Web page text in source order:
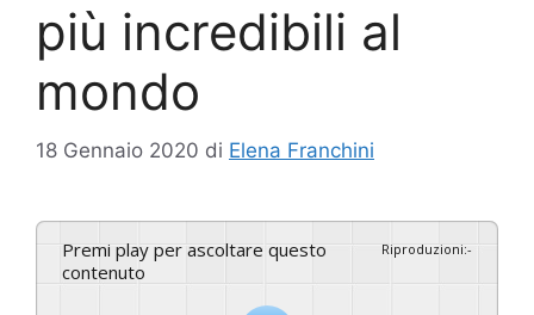
più incredibili al
mondo
18 Gennaio 2020 di Elena Franchini
Premi play per ascoltare questo
contenuto
Riproduzioni:-